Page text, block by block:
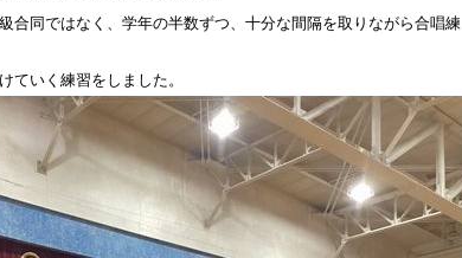
合同ではなく、学年の半数ずつ、十分な間隔を取りながら合唱練
ていく練習をしました。